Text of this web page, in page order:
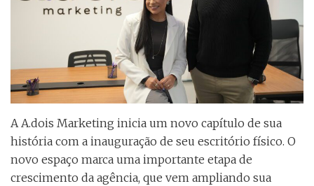
A A.dois Marketing inicia um novo capítulo de sua
história com a inauguração de seu escritório físico. O
novo espaço marca uma importante etapa de
crescimento da agência, que vem ampliando sua